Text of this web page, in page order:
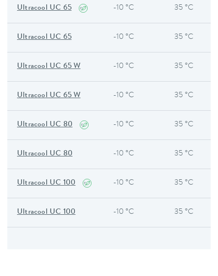
Ultracool UC 65 -10 °C 35 °C
Ultracool UC 65 -10 °C 35 °C
Ultracool UC 65 W -10 °C 35 °C
Ultracool UC 65 W -10 °C 35 °C
Ultracool UC 80 -10 °C 35 °C
Ultracool UC 80 -10 °C 35 °C
Ultracool UC 100 -10 °C 35 °C
Ultracool UC 100 -10 °C 35 °C